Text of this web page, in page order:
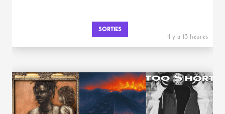
SORTIES
il y a 13 heures